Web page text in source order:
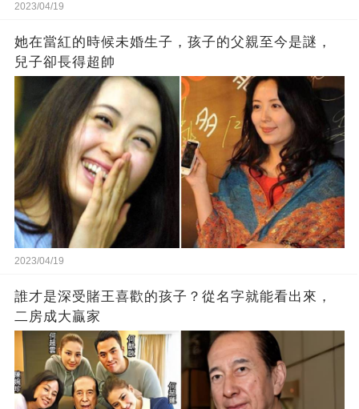
2023/04/19
她在當紅的時候未婚生子，孩子的父親至今是謎，
兒子卻長得超帥
2023/04/19
誰才是深受賭王喜歡的孩子？從名字就能看出來，
二房成大贏家